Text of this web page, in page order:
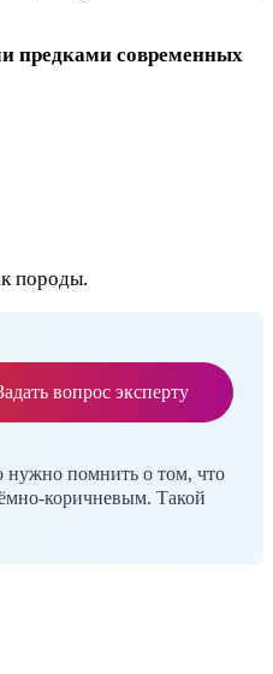
предками современных
породы.
вопрос эксперту
нужно помнить о том, что
коричневым. Такой